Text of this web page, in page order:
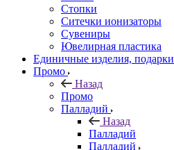
Стопки
Ситечки ионизаторы
Cувениры
Ювелирная пластика
Единичные изделия, подарки
Промо
Назад
Промо
Палладий
Назад
Палладий
Палладий